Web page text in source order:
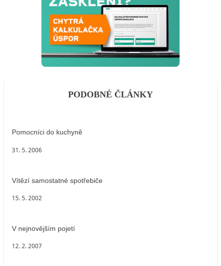
PODOBNÉ ČLÁNKY
Pomocníci do kuchyně
31. 5. 2006
Vítězí samostatné spotřebiče
15. 5. 2002
V nejnovějším pojetí
12. 2. 2007